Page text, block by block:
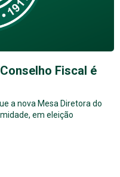
Fiscal é
a nova Mesa Diretora do
em eleição